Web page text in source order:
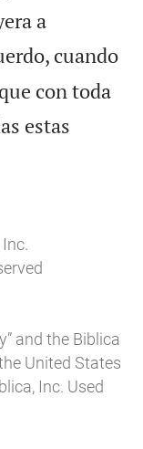
a
cuando
con toda
estas
and the Biblica
United States
Inc. Used